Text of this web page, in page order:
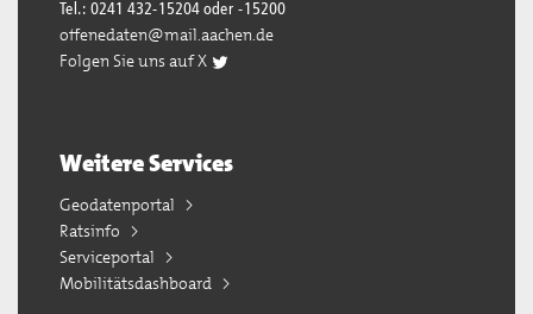
Tel.: 0241 432-15204 oder -15200
offenedaten@mail.aachen.de
Folgen Sie uns auf X
Weitere Services
Geodatenportal
Ratsinfo
Serviceportal
Mobilitätsdashboard